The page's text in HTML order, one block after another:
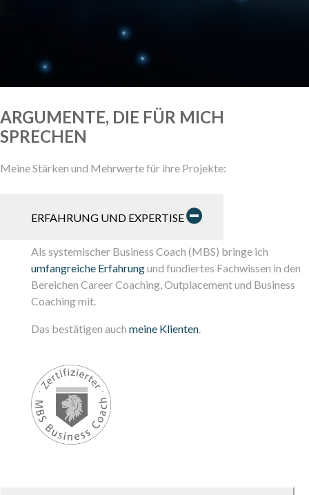
ARGUMENTE, DIE FÜR MICH
SPRECHEN
Meine Stärken und Mehrwerte für ihre Projekte:
ERFAHRUNG UND EXPERTISE
Als systemischer Business Coach (MBS) bringe ich
umfangreiche Erfahrungund fundiertes Fachwissen in den
Bereichen Career Coaching, Outplacement und Business
Coaching mit.
Das bestätigen auch meine Klienten.